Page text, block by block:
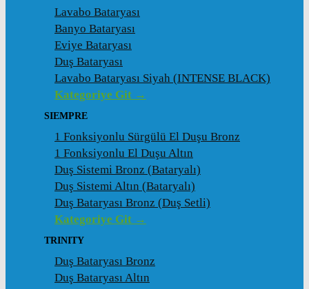
Lavabo Bataryası
Banyo Bataryası
Eviye Bataryası
Duş Bataryası
Lavabo Bataryası Siyah (INTENSE BLACK)
Kategoriye Git →
SIEMPRE
1 Fonksiyonlu Sürgülü El Duşu Bronz
1 Fonksiyonlu El Duşu Altın
Duş Sistemi Bronz (Bataryalı)
Duş Sistemi Altın (Bataryalı)
Duş Bataryası Bronz (Duş Setli)
Kategoriye Git →
TRINITY
Duş Bataryası Bronz
Duş Bataryası Altın